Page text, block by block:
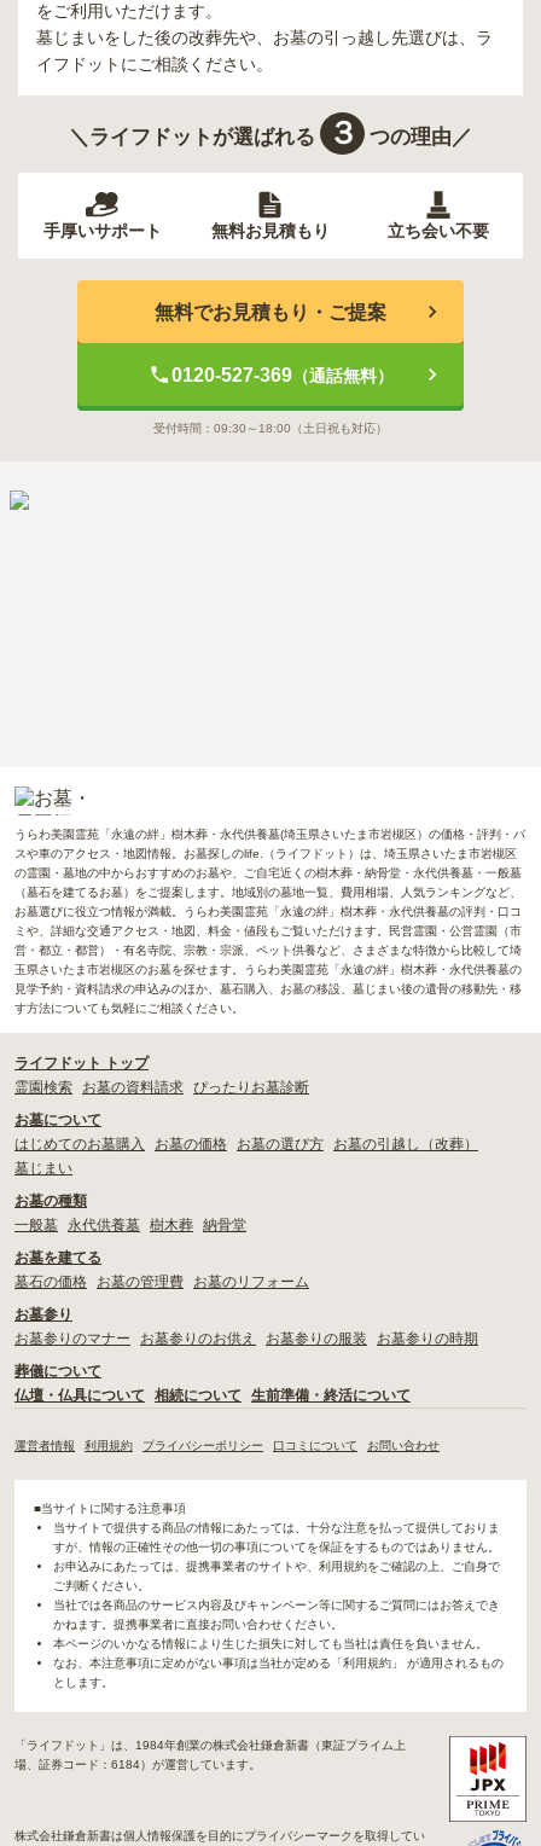
をご利用いただけます。
墓じまいをした後の改葬先や、お墓の引っ越し先選びは、ラ
イフドットにご相談ください。
＼ライフドットが選ばれる ３ つの理由／
手厚いサポート 無料お見積もり 立ち会い不要
無料でお見積もり・ご提案
0120-527-369（通話無料）
受付時間： 09:30～18:00 （土日祝も対応）
うらわ美園霊苑「永遠の絆」樹木葬・永代供養墓(埼玉県さいたま市岩槻区）の価格・評判・バ
スや車のアクセス・地図情報。お墓探しのlife.（ライフドット）は、埼玉県さいたま市岩槻区
の霊園・墓地の中からおすすめのお墓や、ご自宅近くの樹木葬・納骨堂・永代供養墓・一般墓
（墓石を建てるお墓）をご提案します。地域別の墓地一覧、費用相場、人気ランキングなど、
お墓選びに役立つ情報が満載。うらわ美園霊苑「永遠の絆」樹木葬・永代供養墓の評判・口コ
ミや、詳細な交通アクセス・地図、料金・値段もご覧いただけます。民営霊園・公営霊園（市
営・都立・都営）・有名寺院、宗教・宗派、ペット供養など、さまざまな特徴から比較して埼
玉県さいたま市岩槻区のお墓を探せます。うらわ美園霊苑「永遠の絆」樹木葬・永代供養墓の
見学予約・資料請求の申込みのほか、墓石購入、お墓の移設、墓じまい後の遺骨の移動先・移
す方法についても気軽にご相談ください。
ライフドット トップ
霊園検索
お墓の資料請求 ぴったりお墓診断
お墓について
はじめてのお墓購入
お墓の価格 お墓の選び方
お墓の引越し（改葬）
墓じまい
お墓の種類
一般墓
永代供養墓 樹木葬 納骨堂
お墓を建てる
墓石の価格
お墓の管理費
お墓のリフォーム
お墓参り
お墓参りのマナー
お墓参りのお供え お墓参りの服装
お墓参りの時期
葬儀について
仏壇・仏具について
相続について 生前準備・終活について
運営者情報 利用規約 プライバシーポリシー 口コミについて お問い合わせ
■当サイトに関する注意事項
当サイトで提供する商品の情報にあたっては、十分な注意を払って提供しておりま
すが、情報の正確性その他一切の事項についてを保証をするものではありません。
お申込みにあたっては、提携事業者のサイトや、利用規約をご確認の上、ご自身で
ご判断ください。
当社では各商品のサービス内容及びキャンペーン等に関するご質問にはお答えでき
かねます。提携事業者に直接お問い合わせください。
本ページのいかなる情報により生じた損失に対しても当社は責任を負いません。
なお、本注意事項に定めがない事項は当社が定める「利用規約」 が適用されるもの
とします。
「ライフドット」は、1984年創業の株式会社鎌倉新書（東証プライム上
場、証券コード：6184）が運営しています。
株式会社鎌倉新書は個人情報保護を目的にプライバシーマークを取得してい